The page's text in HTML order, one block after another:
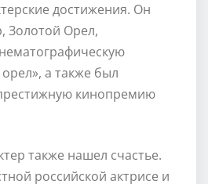
достижения. Он
Золотой Орел,
а также был
кинопремию
также нашел счастье.
российской актрисе и